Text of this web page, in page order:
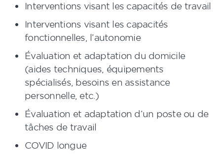
Interventions visant les capacités de travail
Interventions visant les capacités
fonctionnelles, l’autonomie
Évaluation et adaptation du domicile
(aides techniques, équipements
spécialisés, besoins en assistance
personnelle, etc.)
Évaluation et adaptation d’un poste ou de
tâches de travail
COVID longue